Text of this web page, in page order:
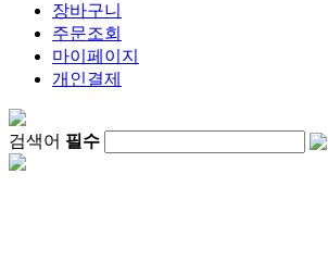
장바구니
주문조회
마이페이지
개인결제
검색어 필수